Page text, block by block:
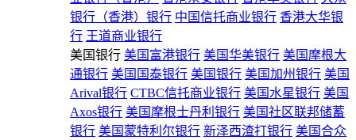
银行（香港）银行 中国信托商业银行 香港大华银
行 王道商业银行
美国银行 美国富港银行 美国华美银行 美国摩根大
通银行 美国国泰银行 美国银行 美国加州银行 美国
Arival银行 CTBC信托商业银行 美国水星银行 美国
Axos银行 美国摩根士丹利银行 美国社区联邦储蓄
银行 美国蒙特利尔银行 新泽西渣打银行 美国合众